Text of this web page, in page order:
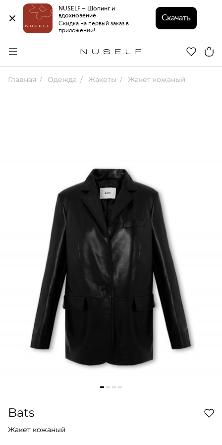
NUSELF – Шопинг и
вдохновение
Скидка на первый заказ в
приложении!
Скачать
Главная Одежда Жакеты Жакет кожаный
Bats
Жакет кожаный